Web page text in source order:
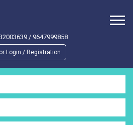
/ 9647999858
Login / Registration